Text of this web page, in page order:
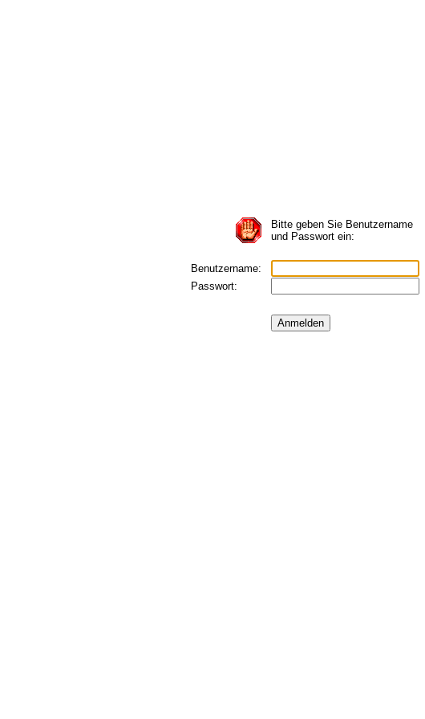
Bitte geben Sie Benutzername
und Passwort ein:
Benutzername:
Passwort: